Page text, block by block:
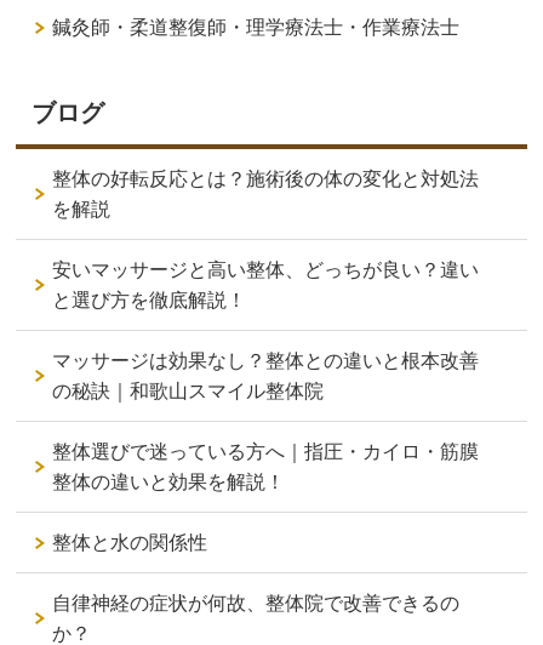
鍼灸師・柔道整復師・理学療法士・作業療法士
ブログ
整体の好転反応とは？施術後の体の変化と対処法
を解説
安いマッサージと高い整体、どっちが良い？違い
と選び方を徹底解説！
マッサージは効果なし？整体との違いと根本改善
の秘訣｜和歌山スマイル整体院
整体選びで迷っている方へ｜指圧・カイロ・筋膜
整体の違いと効果を解説！
整体と水の関係性
自律神経の症状が何故、整体院で改善できるの
か？